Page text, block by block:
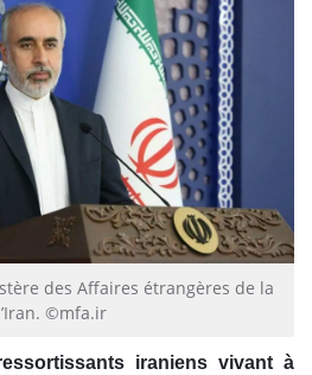
des Affaires étrangères de la
©mfa.ir
iraniens vivant à